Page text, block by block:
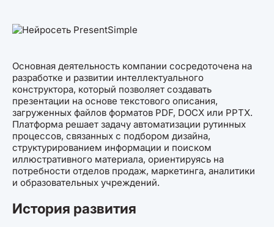
Основная деятельность компании сосредоточена на
разработке и развитии интеллектуального
конструктора, который позволяет создавать
презентации на основе текстового описания,
загруженных файлов форматов PDF, DOCX или PPTX.
Платформа решает задачу автоматизации рутинных
процессов, связанных с подбором дизайна,
структурированием информации и поиском
иллюстративного материала, ориентируясь на
потребности отделов продаж, маркетинга, аналитики
и образовательных учреждений.
История развития